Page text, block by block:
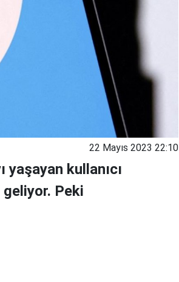
22 Mayıs 2023 22:10
kullanıcı
Peki